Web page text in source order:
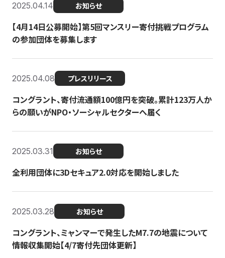
2025.04.14 お知らせ
【4月14日公募開始】第5回マンスリー寄付挑戦プログラム
の参加団体を募集します
2025.04.08 プレスリリース
コングラント、寄付流通額100億円を突破。累計123万人か
らの願いがNPO・ソーシャルセクターへ届く
2025.03.31 お知らせ
全利用団体に3Dセキュア2.0対応を開始しました
2025.03.28 お知らせ
コングラント、ミャンマーで発生したM7.7の地震について
情報収集開始【4/7寄付先団体更新】